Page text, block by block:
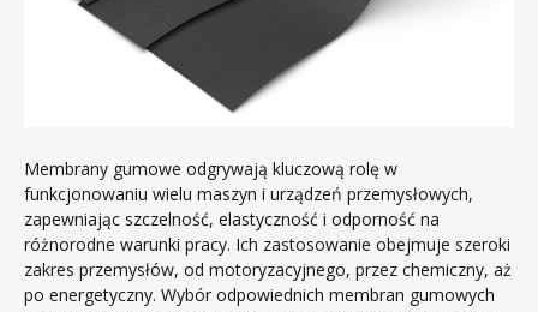
Membrany gumowe odgrywają kluczową rolę w
funkcjonowaniu wielu maszyn i urządzeń przemysłowych,
zapewniając szczelność, elastyczność i odporność na
różnorodne warunki pracy. Ich zastosowanie obejmuje szeroki
zakres przemysłów, od motoryzacyjnego, przez chemiczny, aż
po energetyczny. Wybór odpowiednich membran gumowych